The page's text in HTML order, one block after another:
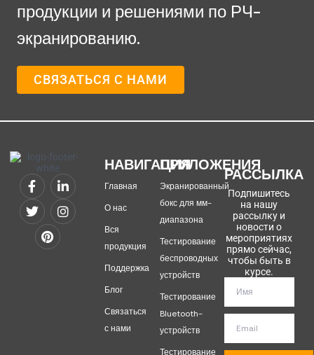
продукции и решениями по РЧ-
экранированию.
СВЯЗАТЬСЯ С НАМИ
НАВИГАЦИЯ
Главная
О нас
Вся
продукция
Поддержка
Блог
Связаться
с нами
ПРИЛОЖЕНИЯ
Экранированный
бокс для мм-
диапазона
Тестирование
беспроводных
устройств
Тестирование
Bluetooth-
устройств
Тестирование
РАССЫЛКА
Подпишитесь
на нашу
рассылку и
новости о
мероприятиях
прямо сейчас,
чтобы быть в
курсе.